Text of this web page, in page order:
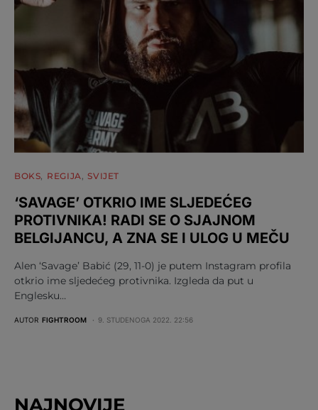
BOKS REGIJA SVIJET
‘SAVAGE’ OTKRIO IME SLJEDEĆEG
PROTIVNIKA! RADI SE O SJAJNOM
BELGIJANCU, A ZNA SE I ULOG U MEČU
Alen ‘Savage’ Babić (29, 11-0) je putem Instagram profila
otkrio ime sljedećeg protivnika. Izgleda da put u
Englesku…
AUTOR FIGHTROOM 9. STUDENOGA 2022. 22:56
NAJNOVIJE